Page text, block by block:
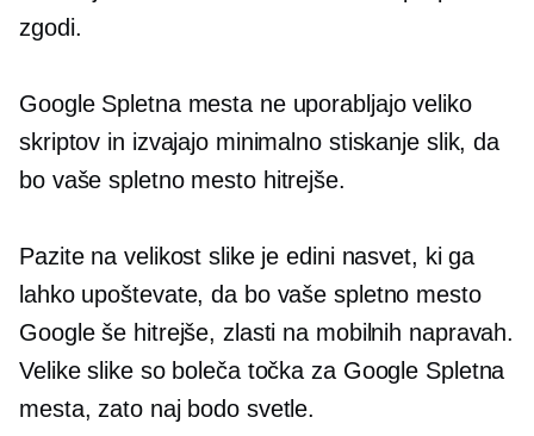
zgodi.
Google Spletna mesta ne uporabljajo veliko
skriptov in izvajajo minimalno stiskanje slik, da
bo vaše spletno mesto hitrejše.
Pazite na velikost slike je edini nasvet, ki ga
lahko upoštevate, da bo vaše spletno mesto
Google še hitrejše, zlasti na mobilnih napravah.
Velike slike so boleča točka za Google Spletna
mesta, zato naj bodo svetle.